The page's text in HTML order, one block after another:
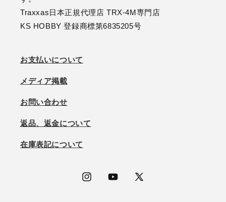
Traxxas日本正規代理店 TRX-4M専門店
KS HOBBY 登録商標第6835205号
お支払いについて
メディア掲載
お問い合わせ
返品、返金について
在庫表記について
InstagramYouTubeX